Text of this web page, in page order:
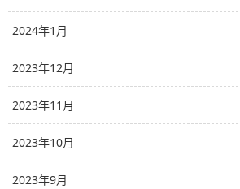
2024年1月
2023年12月
2023年11月
2023年10月
2023年9月